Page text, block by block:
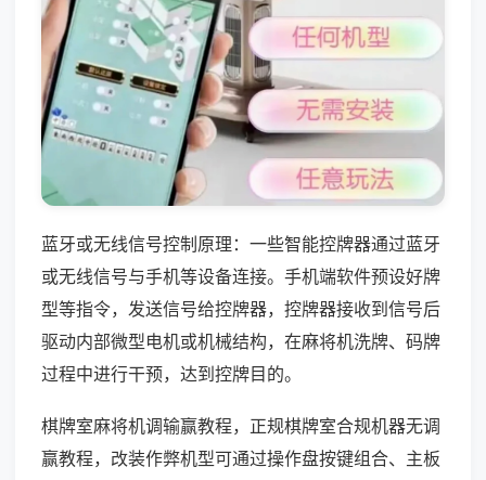
蓝牙或无线信号控制原理：一些智能控牌器通过蓝牙
或无线信号与手机等设备连接。手机端软件预设好牌
型等指令，发送信号给控牌器，控牌器接收到信号后
驱动内部微型电机或机械结构，在麻将机洗牌、码牌
过程中进行干预，达到控牌目的。
棋牌室麻将机调输赢教程，正规棋牌室合规机器无调
赢教程，改装作弊机型可通过操作盘按键组合、主板